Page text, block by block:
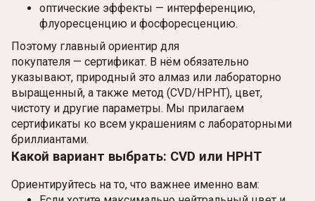
оптические эффекты — интерференцию,
флуоресценцию и фосфоресценцию.
Поэтому главный ориентир для
покупателя — сертификат. В нём обязательно
указывают, природный это алмаз или лабораторно
выращенный, а также метод (CVD/HPHT), цвет,
чистоту и другие параметры. Мы прилагаем
сертификаты ко всем украшениям с лабораторными
бриллиантами.
Какой вариант выбрать: CVD или HPHT
Ориентируйтесь на то, что важнее именно вам: